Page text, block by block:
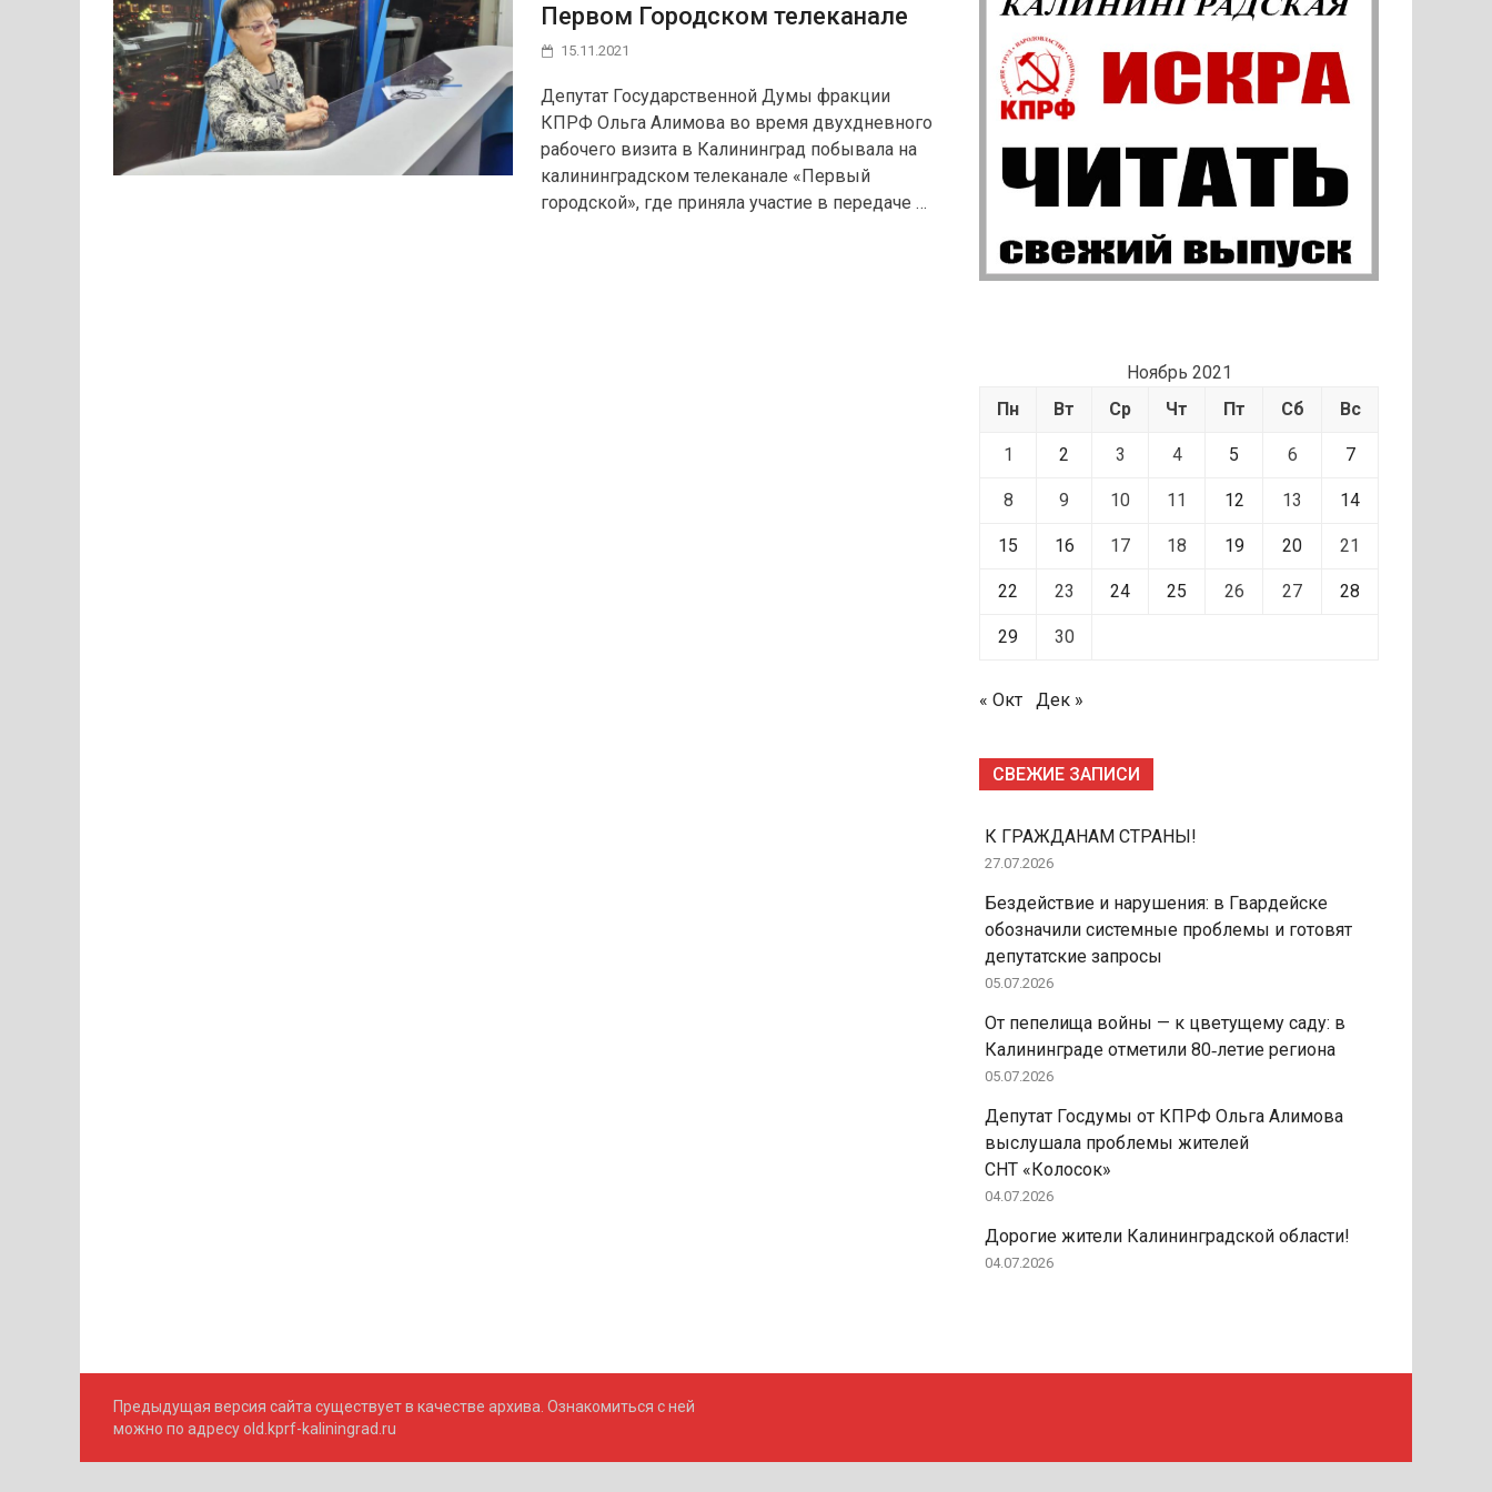
Первом Городском телеканале
15.11.2021
Депутат Государственной Думы фракции
КПРФ Ольга Алимова во время двухдневного
рабочего визита в Калининград побывала на
калининградском телеканале «Первый
городской», где приняла участие в передаче …
Ноябрь 2021
Пн
Вт Ср Чт Пт Сб Вс
1 2 3 4 5 6 7
8 9 10 11 12 13 14
15 16 17 18 19 20 21
22 23 24 25 26 27 28
29 30
« Окт Дек »
СВЕЖИЕ ЗАПИСИ
К ГРАЖДАНАМ СТРАНЫ!
27.07.2026
Бездействие и нарушения: в Гвардейске
обозначили системные проблемы и готовят
депутатские запросы
05.07.2026
От пепелища войны — к цветущему саду: в
Калининграде отметили 80‑летие региона
05.07.2026
Депутат Госдумы от КПРФ Ольга Алимова
выслушала проблемы жителей
СНТ «Колосок»
04.07.2026
Дорогие жители Калининградской области!
04.07.2026
Предыдущая версия сайта существует в качестве архива. Ознакомиться с ней
можно по адресу old.kprf-kaliningrad.ru